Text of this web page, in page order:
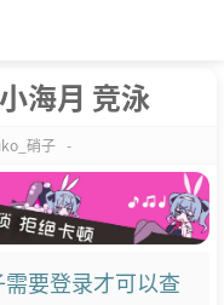
海月 竞泳
硝子 -
要登录才可以查